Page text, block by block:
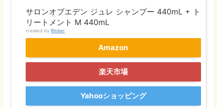
サロンオブエデン ジュレ シャンプー 440mL + ト
リートメント M 440mL
created byRinker
Amazon
楽天市場
Yahooショッピング